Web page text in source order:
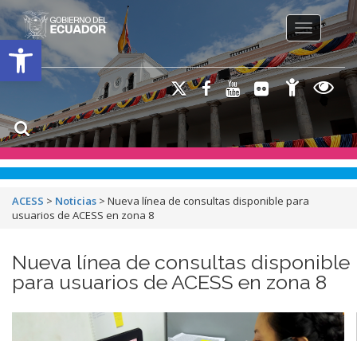
Open toolbar
Toggle
ACESS > Noticias > Nueva línea de consultas disponible para
usuarios de ACESS en zona 8
Nueva línea de consultas disponible
para usuarios de ACESS en zona 8